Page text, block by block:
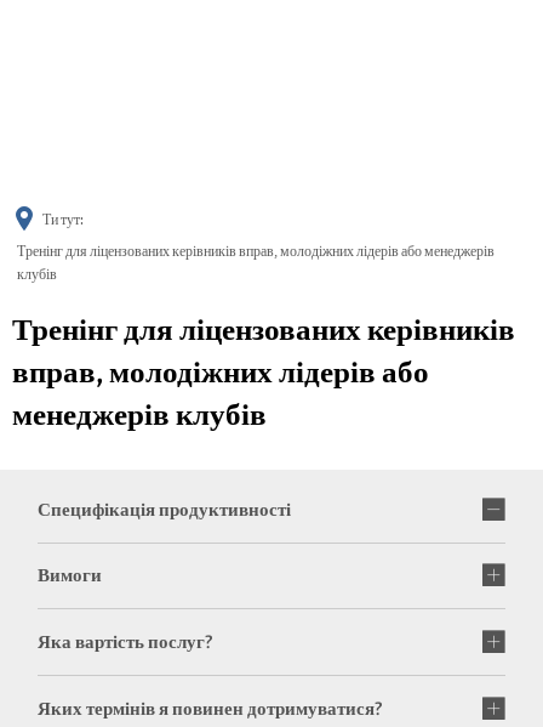
Ти тут:
Тренінг для ліцензованих керівників вправ, молодіжних лідерів або менеджерів
клубів
Тренінг для ліцензованих керівників
вправ, молодіжних лідерів або
менеджерів клубів
Специфікація продуктивності
Вимоги
Яка вартість послуг?
Яких термінів я повинен дотримуватися?